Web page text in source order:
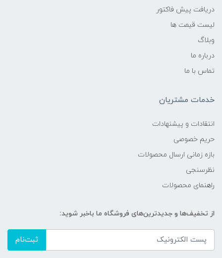
دریافت پیش فاکتور
لیست قیمت ها
وبلاگ
درباره ما
تماس با ما
خدمات مشتریان
انتقادات و پیشنهادات
حریم خصوصی
بازه زمانی ارسال محصولات
نظرسنجی
راهنمای محصولات
از تخفیف‌ها و جدیدترین‌های فروشگاه ما باخبر شوید:
ثبت‌نام